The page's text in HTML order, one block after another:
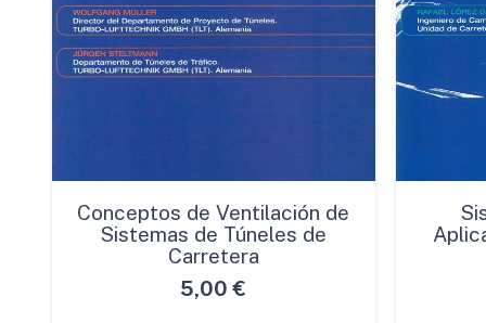
Conceptos de Ventilación de
Sistemas de Túneles de
Carretera
5,00 €